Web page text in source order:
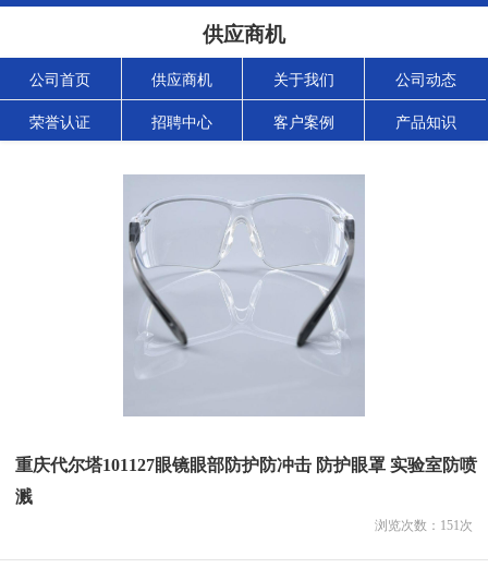
供应商机
公司首页 供应商机 关于我们 公司动态
荣誉认证 招聘中心 客户案例 产品知识
重庆代尔塔101127眼镜眼部防护防冲击 防护眼罩 实验室防喷
溅
浏览次数： 151次